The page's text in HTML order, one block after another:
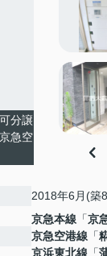
分譲
急空
2018年6月(築
京急本線 「京
京急空港線 「
京浜東北線 「